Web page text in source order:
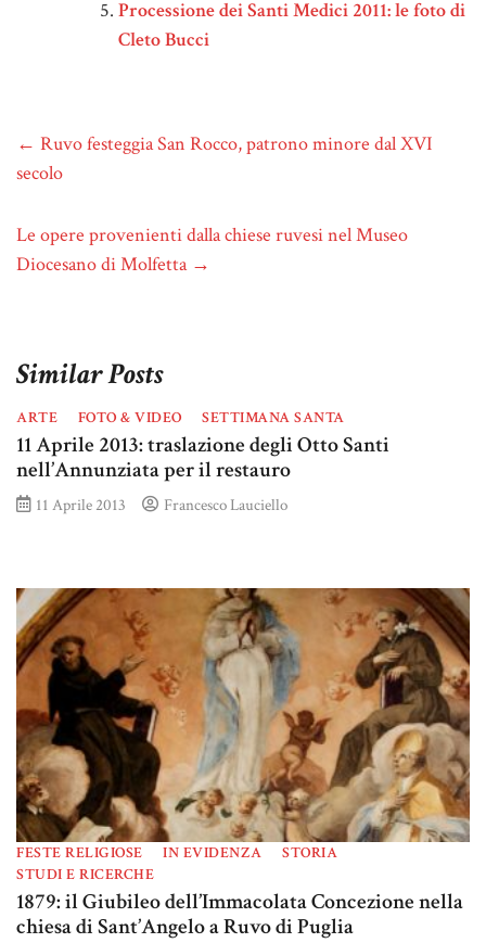
Processione dei Santi Medici 2011: le foto di
Cleto Bucci
← Ruvo festeggia San Rocco, patrono minore dal XVI
secolo
Le opere provenienti dalla chiese ruvesi nel Museo
Diocesano di Molfetta →
Similar Posts
ARTE FOTO & VIDEO SETTIMANA SANTA
11 Aprile 2013: traslazione degli Otto Santi
nell’Annunziata per il restauro
11 Aprile 2013 Francesco Lauciello
FESTE RELIGIOSE IN EVIDENZA
STORIA
STUDI E RICERCHE
1879: il Giubileo dell’Immacolata Concezione nella
chiesa di Sant’Angelo a Ruvo di Puglia